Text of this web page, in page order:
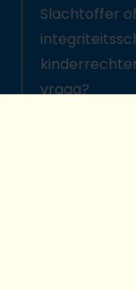
Slachtoffer
vraag?